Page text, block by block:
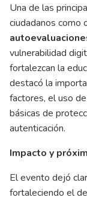
Una de las
ciudadanos como
vulnerabilidad
fortalezcan la
destacó la
factores, el uso
básicas de
autenticación.
Impacto y
El evento dejó
fortaleciendo el